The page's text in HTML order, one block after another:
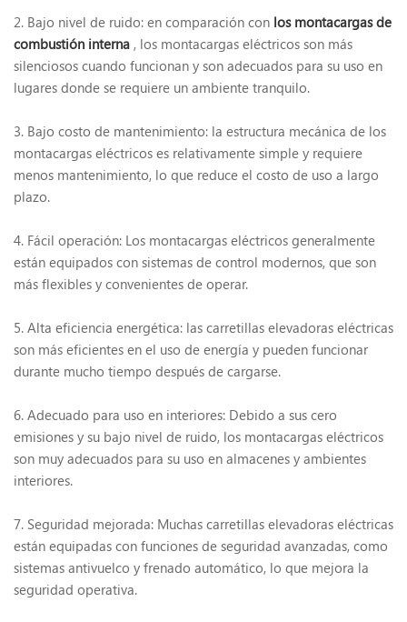
2. Bajo nivel de ruido: en comparación con los montacargas de
combustión interna , los montacargas eléctricos son más
silenciosos cuando funcionan y son adecuados para su uso en
lugares donde se requiere un ambiente tranquilo.
3. Bajo costo de mantenimiento: la estructura mecánica de los
montacargas eléctricos es relativamente simple y requiere
menos mantenimiento, lo que reduce el costo de uso a largo
plazo.
4. Fácil operación: Los montacargas eléctricos generalmente
están equipados con sistemas de control modernos, que son
más flexibles y convenientes de operar.
5. Alta eficiencia energética: las carretillas elevadoras eléctricas
son más eficientes en el uso de energía y pueden funcionar
durante mucho tiempo después de cargarse.
6. Adecuado para uso en interiores: Debido a sus cero
emisiones y su bajo nivel de ruido, los montacargas eléctricos
son muy adecuados para su uso en almacenes y ambientes
interiores.
7. Seguridad mejorada: Muchas carretillas elevadoras eléctricas
están equipadas con funciones de seguridad avanzadas, como
sistemas antivuelco y frenado automático, lo que mejora la
seguridad operativa.